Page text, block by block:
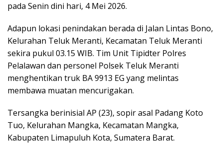
pada Senin dini hari, 4 Mei 2026.
Adapun lokasi penindakan berada di Jalan Lintas Bono,
Kelurahan Teluk Meranti, Kecamatan Teluk Meranti
sekira pukul 03.15 WIB. Tim Unit Tipidter Polres
Pelalawan dan personel Polsek Teluk Meranti
menghentikan truk BA 9913 EG yang melintas
membawa muatan mencurigakan.
Tersangka berinisial AP (23), sopir asal Padang Koto
Tuo, Kelurahan Mangka, Kecamatan Mangka,
Kabupaten Limapuluh Kota, Sumatera Barat.